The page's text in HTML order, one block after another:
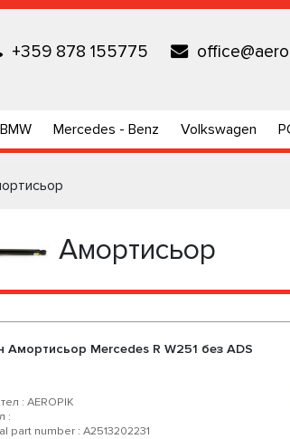
+359 878 155775
BMW Mercedes - Benz Volkswagen
Амортисьор
Амортисьор Mercedes R W251 без ADS
: AEROPIK
:
part number : A2513202231